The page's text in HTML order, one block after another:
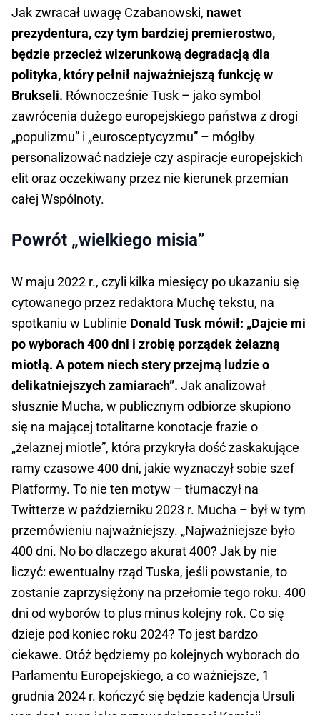
Jak zwracał uwagę Czabanowski, nawet
prezydentura, czy tym bardziej premierostwo,
będzie przecież wizerunkową degradacją dla
polityka, który pełnił najważniejszą funkcję w
Brukseli. Równocześnie Tusk – jako symbol
zawrócenia dużego europejskiego państwa z drogi
„populizmu” i „eurosceptycyzmu” – mógłby
personalizować nadzieje czy aspiracje europejskich
elit oraz oczekiwany przez nie kierunek przemian
całej Wspólnoty.
Powrót „wielkiego misia”
W maju 2022 r., czyli kilka miesięcy po ukazaniu się
cytowanego przez redaktora Muchę tekstu, na
spotkaniu w Lublinie Donald Tusk mówił: „Dajcie mi
po wyborach 400 dni i zrobię porządek żelazną
miotłą. A potem niech stery przejmą ludzie o
delikatniejszych zamiarach”. Jak analizował
słusznie Mucha, w publicznym odbiorze skupiono
się na mającej totalitarne konotacje frazie o
„żelaznej miotle”, która przykryła dość zaskakujące
ramy czasowe 400 dni, jakie wyznaczył sobie szef
Platformy. To nie ten motyw – tłumaczył na
Twitterze w październiku 2023 r. Mucha – był w tym
przemówieniu najważniejszy. „Najważniejsze było
400 dni. No bo dlaczego akurat 400? Jak by nie
liczyć: ewentualny rząd Tuska, jeśli powstanie, to
zostanie zaprzysiężony na przełomie tego roku. 400
dni od wyborów to plus minus kolejny rok. Co się
dzieje pod koniec roku 2024? To jest bardzo
ciekawe. Otóż będziemy po kolejnych wyborach do
Parlamentu Europejskiego, a co ważniejsze, 1
grudnia 2024 r. kończyć się będzie kadencja Ursuli